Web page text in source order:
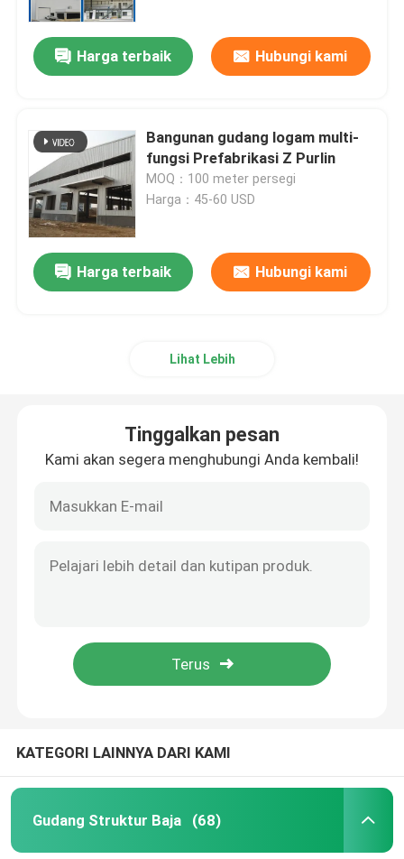
Harga terbaik Hubungi kami
Bangunan gudang logam multi-
fungsi Prefabrikasi Z Purlin
MOQ：100 meter persegi
Harga：45-60 USD
Harga terbaik Hubungi kami
Lihat Lebih
Tinggalkan pesan
Kami akan segera menghubungi Anda kembali!
KATEGORI LAINNYA DARI KAMI
Gudang Struktur Baja (68)